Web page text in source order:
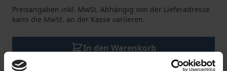
Preisangaben inkl. MwSt. Abhängig von der Lieferadresse
kann die MwSt. an der Kasse variieren.
In den Warenkorb
Zur Wunschliste hinzufügen